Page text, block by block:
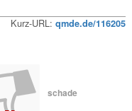
Kurz-URL: qmde.de/116205
schade